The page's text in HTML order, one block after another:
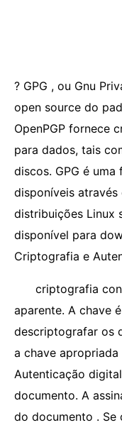
? GPG , ou Gnu
open source do
OpenPGP fornece
para dados, tais
discos. GPG é
disponíveis
distribuições Linux
disponível para
Criptografia e
criptografia
aparente. A chave
descriptografar os
a chave
Autenticação
documento. A
do documento .